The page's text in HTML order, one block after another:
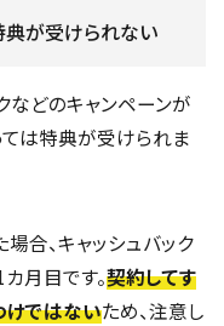
典が受けられない
などのキャンペーンが
は特典が受けられま
合、キャッシュバック
月目です。契約してす
けではないため、注意し